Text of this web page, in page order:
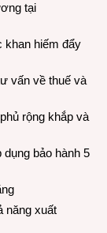
tại
khan hiếm đẩy
vấn về thuế và
rộng khắp và
bảo hành 5
năng xuất